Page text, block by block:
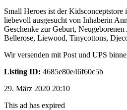
Small Heroes ist der
liebevoll ausgesucht von Inhaberin
Geschenke zur Geburt,
Bellerose, Liewood, Tinycottons,
Wir versenden mit Post und UPS
Listing ID: 4685e80e46f60c5b
29. März 2020 20:10
This ad has expired